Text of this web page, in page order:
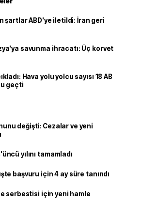
şartlar ABD'ye iletildi: İran geri
savunma ihracatı: Üç korvet
Hava yolu yolcu sayısı 18 AB
geçti
değişti: Cezalar ve yeni
yılını tamamladı
başvuru için 4 ay süre tanındı
serbestisi için yeni hamle